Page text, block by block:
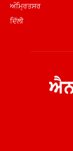
ਅੰਮ੍ਰਿਤਸਰ
ਦਿੱਲੀ